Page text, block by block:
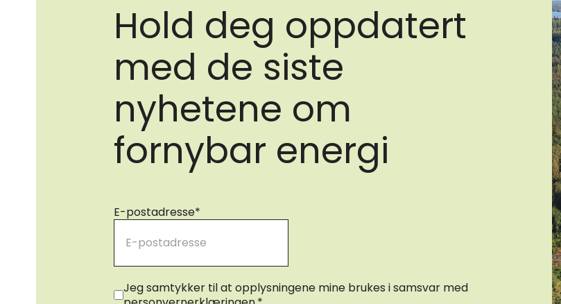
Hold deg oppdatert
med de siste
nyhetene om
fornybar energi
E-postadresse*
Samtykke*
Jeg samtykker til at opplysningene mine brukes i samsvar med